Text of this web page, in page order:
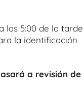
5:00 de la tarde,
la identificación
a revisión de